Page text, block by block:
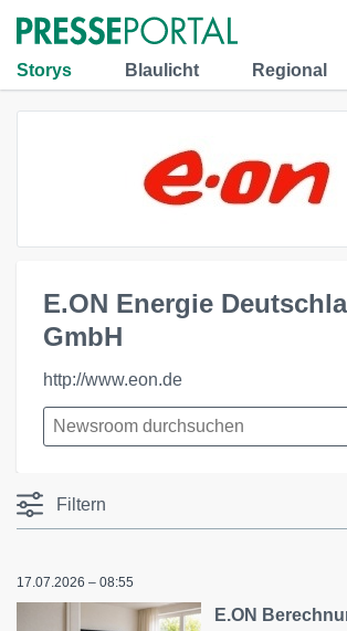
Storys Blaulicht Regional
E.ON Energie
GmbH
http://www.eon.de
Filtern
17.07.2026 – 08:55
E.ON